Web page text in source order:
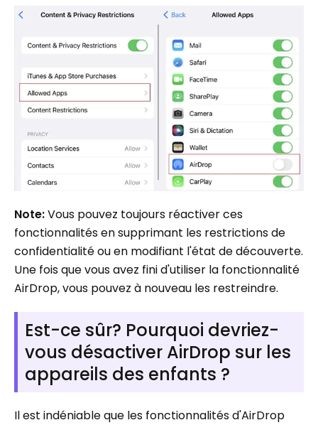
Note:Vous pouvez toujours réactiver ces
fonctionnalités en supprimant les restrictions de
confidentialité ou en modifiant l'état de découverte.
Une fois que vous avez fini d'utiliser la fonctionnalité
AirDrop, vous pouvez à nouveau les restreindre.
Est-ce sûr? Pourquoi devriez-
vous désactiver AirDrop sur les
appareils des enfants ?
Il est indéniable que les fonctionnalités d'AirDrop